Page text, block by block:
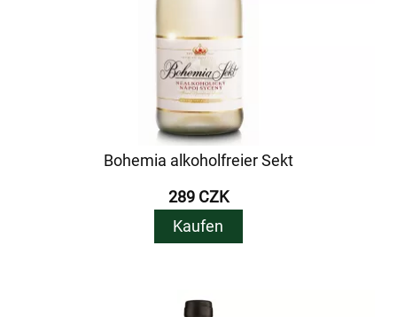
Bohemia alkoholfreier Sekt
289 CZK
Kaufen